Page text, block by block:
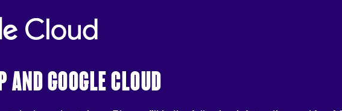
AND GOOGLE CLOUD